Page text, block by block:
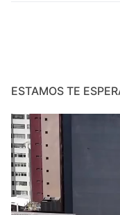
ESTAMOS TE
Video
Player